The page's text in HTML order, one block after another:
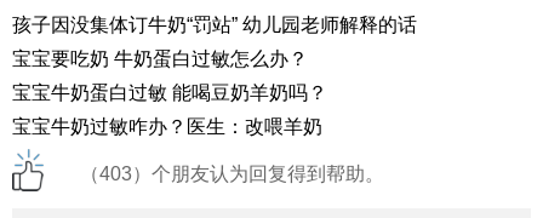
孩子因没集体订牛奶“罚站” 幼儿园老师解释的话
宝宝要吃奶 牛奶蛋白过敏怎么办？
宝宝牛奶蛋白过敏 能喝豆奶羊奶吗？
宝宝牛奶过敏咋办？医生：改喂羊奶
（403）个朋友认为回复得到帮助。